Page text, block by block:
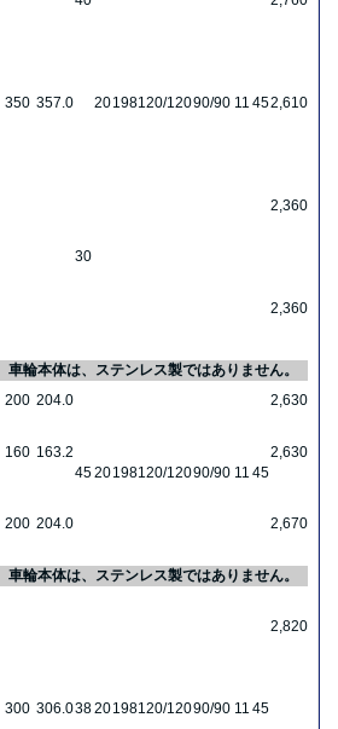
350 357.0 20198120/12090/90 11 452,610
30
2,360
2,360
車輪本体は、ステンレス製ではありません。
200 204.0
4520198120/12090/90 11 45
2,630
160 163.2 2,630
200 204.0 2,670
車輪本体は、ステンレス製ではありません。
300 306.03820198120/12090/90 11 45
2,820